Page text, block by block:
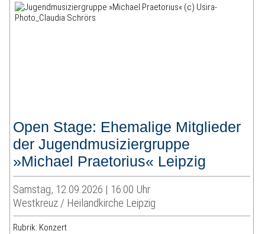
Open Stage: Ehemalige Mitglieder
der Jugendmusiziergruppe
»Michael Praetorius« Leipzig
Samstag, 12.09.2026 | 16:00 Uhr
Westkreuz / Heilandkirche Leipzig
Rubrik: Konzert